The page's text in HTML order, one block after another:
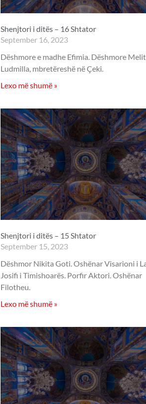
Shenjtori i ditës – 16 Shtator
September 16, 2023
Dëshmore e madhe Efimia. Dëshmore
Ludmilla, mbretëreshë në Çeki.
Lexo më shumë »
Shenjtori i ditës – 15 Shtator
September 15, 2023
Dëshmor Nikita Goti. Oshënar Visarioni i
Josifi i Timishoarës. Porfir Aktori. Oshënar
Filotheu.
Lexo më shumë »